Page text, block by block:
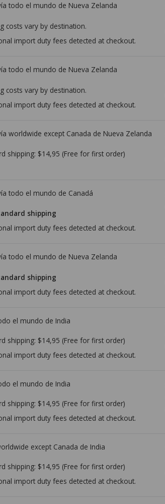
todo el mundo de Nueva Zelanda
costs vary by destination.
import duty fees detected at checkout.
todo el mundo de Nueva Zelanda
costs vary by destination.
import duty fees detected at checkout.
worldwide except Canada de Nueva Zelanda
shipping: $14,95 (Free for first order)
todo el mundo de Canadá
shipping
import duty fees detected at checkout.
todo el mundo de Nueva Zelanda
shipping
import duty fees detected at checkout.
el mundo de India
shipping: $14,95 (Free for first order)
import duty fees detected at checkout.
el mundo de India
shipping: $14,95 (Free for first order)
import duty fees detected at checkout.
except Canada de India
shipping: $14,95 (Free for first order)
import duty fees detected at checkout.